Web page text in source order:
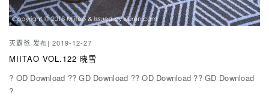
灭霸爸 发布| 2019-12-27
MIITAO VOL.122 晓雪
? OD Download ?? GD Download ?? OD Download ?? GD Download
?